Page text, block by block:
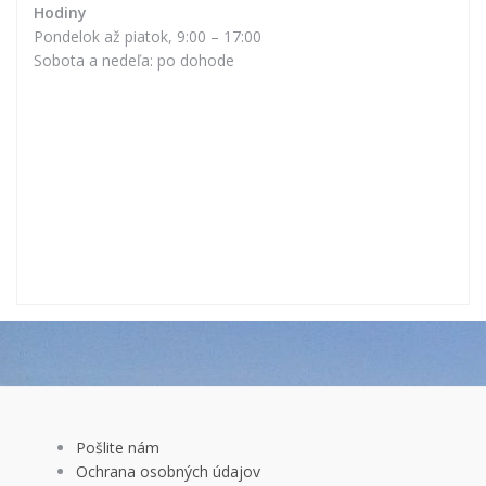
Hodiny
Pondelok až piatok, 9:00 – 17:00
Sobota a nedeľa: po dohode
Pošlite nám
Ochrana osobných údajov